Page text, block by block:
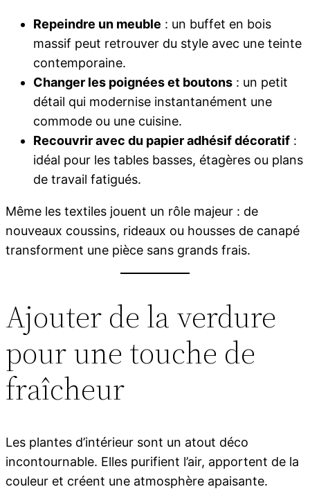
Repeindre un meuble : un buffet en bois
massif peut retrouver du style avec une teinte
contemporaine.
Changer les poignées et boutons : un petit
détail qui modernise instantanément une
commode ou une cuisine.
Recouvrir avec du papier adhésif décoratif :
idéal pour les tables basses, étagères ou plans
de travail fatigués.
Même les textiles jouent un rôle majeur : de
nouveaux coussins, rideaux ou housses de canapé
transforment une pièce sans grands frais.
Ajouter de la verdure
pour une touche de
fraîcheur
Les plantes d’intérieur sont un atout déco
incontournable. Elles purifient l’air, apportent de la
couleur et créent une atmosphère apaisante.